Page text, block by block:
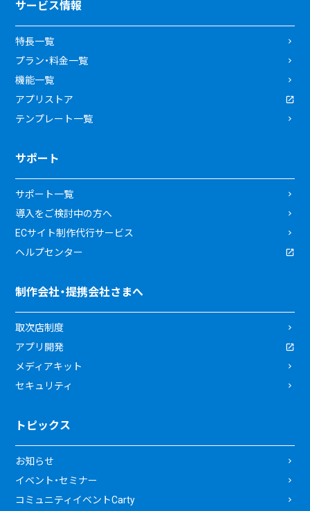
サービス情報
特長一覧
プラン・料金一覧
機能一覧
アプリストア
テンプレート一覧
サポート
サポート一覧
導入をご検討中の方へ
ECサイト制作代行サービス
ヘルプセンター
制作会社・提携会社さまへ
取次店制度
アプリ開発
メディアキット
セキュリティ
トピックス
お知らせ
イベント・セミナー
コミュニティイベントCarty